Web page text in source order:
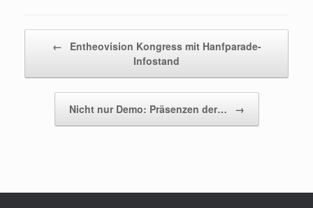
←
Entheovision Kongress mit Hanfparade-
Infostand
Nicht nur Demo: Präsenzen der… →